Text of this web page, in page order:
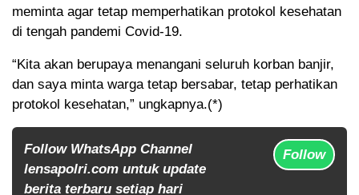
meminta agar tetap memperhatikan protokol kesehatan
di tengah pandemi Covid-19.
“Kita akan berupaya menangani seluruh korban banjir,
dan saya minta warga tetap bersabar, tetap perhatikan
protokol kesehatan,” ungkapnya.(*)
Follow WhatsApp Channel
lensapolri.com untuk update
berita terbaru setiap hari
Follow